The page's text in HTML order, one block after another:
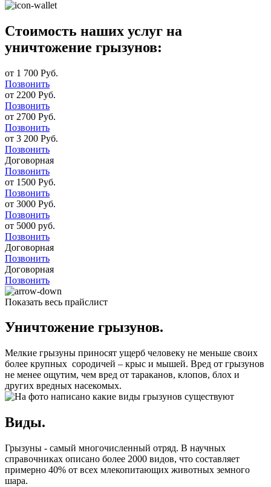
Стоимость наших услуг на
уничтожение грызунов:
от 1 700 Руб.
Позвонить
от 2200 Руб.
Позвонить
от 2700 Руб.
Позвонить
от 3 200 Руб.
Позвонить
Договорная
Позвонить
от 1500 Руб.
Позвонить
от 3000 Руб.
Позвонить
от 5000 руб.
Позвонить
Договорная
Позвонить
Договорная
Позвонить
Показать весь прайслист
Уничтожение грызунов.
Мелкие грызуны приносят ущерб человеку не меньше своих
более крупных сородичей – крыс и мышей. Вред от грызунов
не менее ощутим, чем вред от тараканов, клопов, блох и
других вредных насекомых.
Виды.
Грызуны - самый многочисленный отряд. В научных
справочниках описано более 2000 видов, что составляет
примерно 40% от всех млекопитающих животных земного
шара.